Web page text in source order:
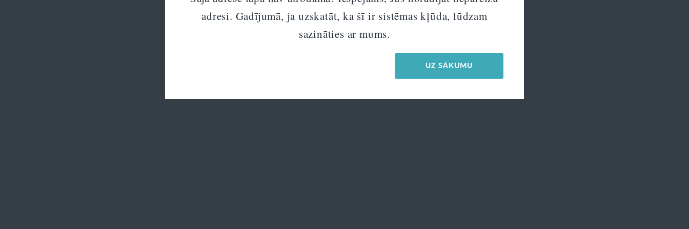
adresi. Gadījumā, ja uzskatāt, ka šī ir sistēmas kļūda, lūdzam
sazināties ar mums.
UZ SĀKUMU